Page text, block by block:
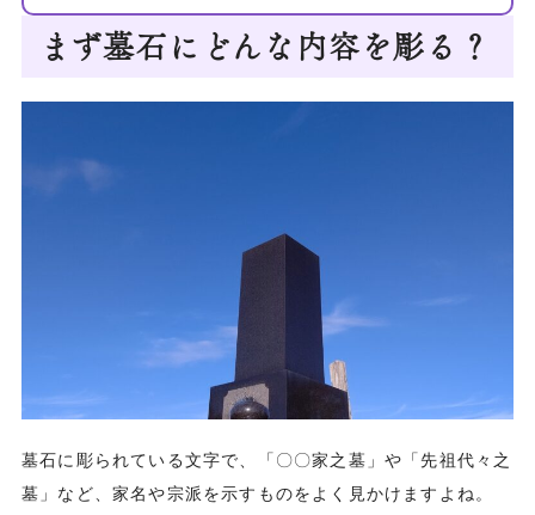
まず墓石にどんな内容を彫る？
墓石に彫られている文字で、「〇〇家之墓」や「先祖代々之
墓」など、家名や宗派を示すものをよく見かけますよね。